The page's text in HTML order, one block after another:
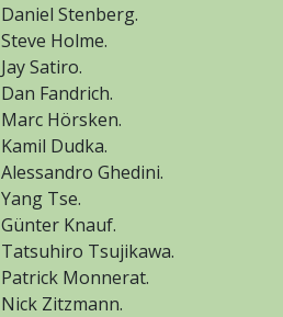
Daniel Stenberg.
Steve Holme.
Jay Satiro.
Dan Fandrich.
Marc Hörsken.
Kamil Dudka.
Alessandro Ghedini.
Yang Tse.
Günter Knauf.
Tatsuhiro Tsujikawa.
Patrick Monnerat.
Nick Zitzmann.